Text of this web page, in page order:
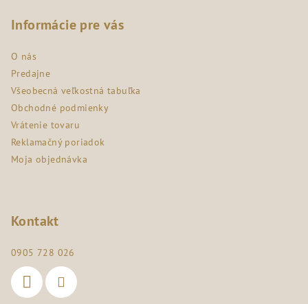
Informácie pre vás
O nás
Predajne
Všeobecná veľkostná tabuľka
Obchodné podmienky
Vrátenie tovaru
Reklamačný poriadok
Moja objednávka
Kontakt
0905 728 026